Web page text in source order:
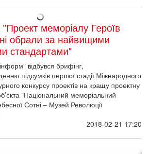
меморіалу Героїв
обрали за найвищими
стандартами"
відбувся брифінг,
підсумків першої стадії Міжнародного
конкурсу проектів на кращу проектну
"Національний меморіальний
Сотні – Музей Революції
2018-02-21 17:20